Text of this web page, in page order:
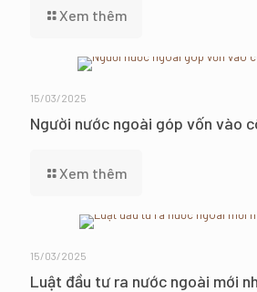
Xem thêm
15/03/2025
Người nước ngoài góp vốn vào
Xem thêm
15/03/2025
Luật đầu tư ra nước ngoài mới